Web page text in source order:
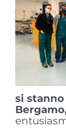
si